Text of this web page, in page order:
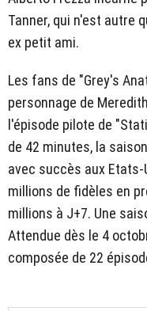
Tanner, qui n'est autre
ex petit ami.
Les fans de "Grey's
personnage de
l'épisode pilote de
de 42 minutes, la
avec succès aux
millions de fidèles en
millions à J+7. Une
Attendue dès le 4
composée de 22